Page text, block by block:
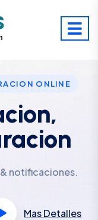
ONLINE
notificaciones.
Mas Detalles